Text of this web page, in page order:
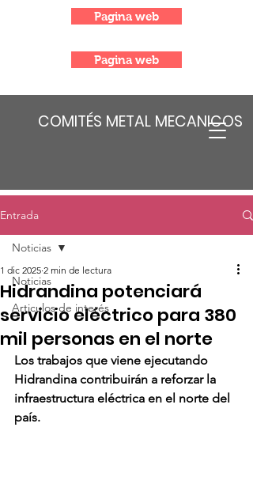
COMITÉS METAL MECANICOS
Pagina web
Pagina web
Entrada
Noticias
Articulos de interés
Noticias
Hidrandina potenciará
servicio eléctrico para 380
mil personas en el norte
1 dic 2025 2 min de lectura
Los trabajos que viene ejecutando
Hidrandina contribuirán a reforzar la
infraestructura eléctrica en el norte del
país.